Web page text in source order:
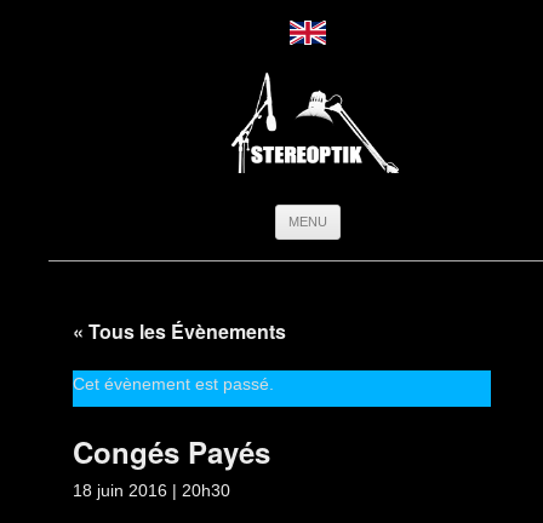
MENU
« Tous les Évènements
Cet évènement est passé.
Congés Payés
18 juin 2016 | 20h30